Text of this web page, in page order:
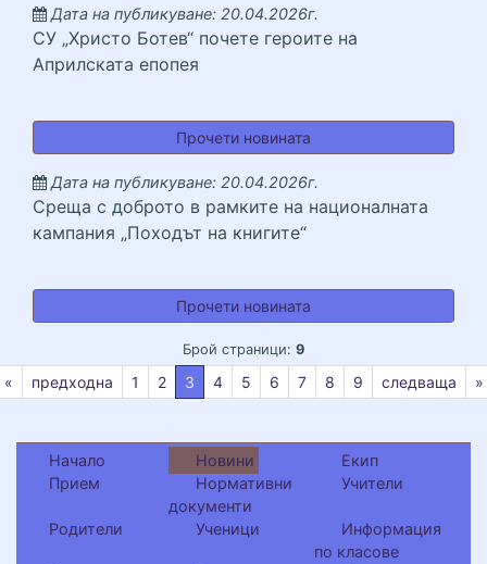
Дата на публикуване: 20.04.2026г.
СУ „Христо Ботев“ почете героите на
Априлската епопея
Прочети новината
Дата на публикуване: 20.04.2026г.
Среща с доброто в рамките на националната
кампания „Походът на книгите“
Прочети новината
Брой страници: 9
« предходна 1 2 3текуща
4 5 6 7 8 9 следваща »
Начало Новини
Екип
Прием
Нормативни
документи
Учители
Родители Ученици
Информация
по класове